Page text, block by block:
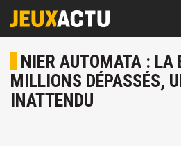
NIER AUTOMATA : LA
MILLIONS DÉPASSÉS,
INATTENDU